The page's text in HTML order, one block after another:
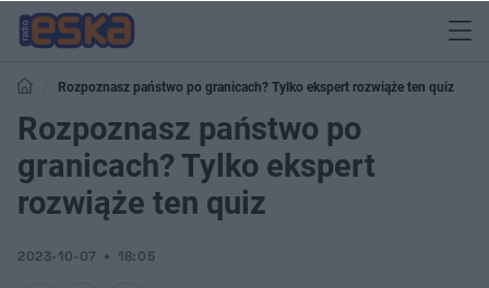
Rozpoznasz państwo po granicach? Tylko ekspert rozwiąże ten quiz
Rozpoznasz państwo po
granicach? Tylko ekspert
rozwiąże ten quiz
2023-10-07 18:05